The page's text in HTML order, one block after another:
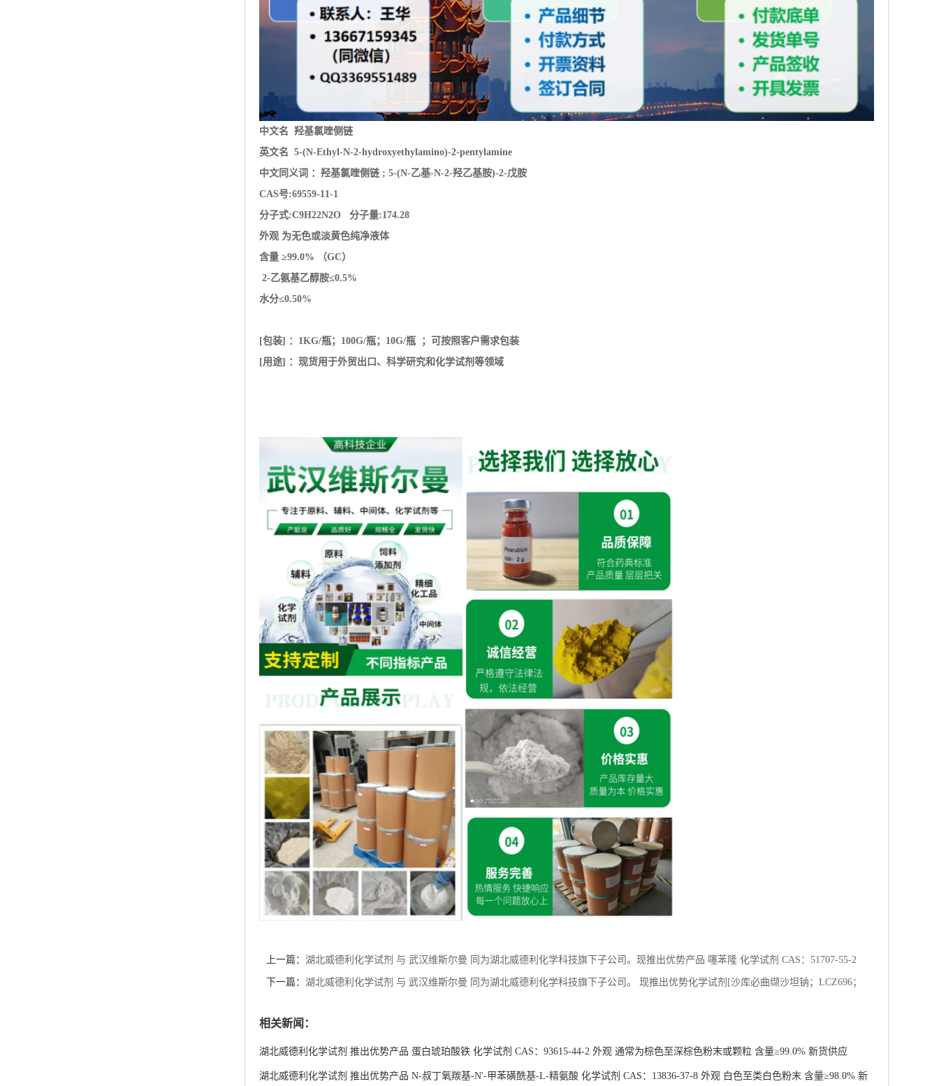
中文名 羟基氯喹侧链
英文名 5-(N-Ethyl-N-2-hydroxyethylamino)-2-pentylamine
中文同义词 ：羟基氯喹侧链 ; 5-(N-乙基-N-2-羟乙基胺)-2-戊胺
分子式:C9H22N2O 分子量:174.28
外观 为无色或淡黄色纯净液体
含量 ≥99.0% （GC）
2-乙氨基乙醇胺≤0.5%
水分≤0.50%
[包装] ：1KG/瓶；100G/瓶；10G/瓶
[用途] ：现货用于外贸出口、科学研究和化学试剂等领域
上一篇：湖北威德利化学试剂 与 武汉维斯尔曼 同为湖北威德利化学科技旗下子公司。现推出优势产品 噻苯隆 化学试剂 CAS：51707-55-2
含 量≥95.0%实测98%+ 外观 淡黄色粉末 新货供应
下一篇：湖北威德利化学试剂 与 武汉维斯尔曼 同为湖北威德利化学科技旗下子公司。 现推出优势化学试剂[沙库必曲缬沙坦钠；LCZ696；
沙库巴曲缬沙坦钠—936623-90-4】 优惠促销 现货供应 价格优惠 质量保障
相关新闻：
货供应
湖北威德利化学试剂 推出优势产品 洛沙坦 化学试剂 CAS：114798-26-4 外观 类白色至淡黄色粉末粉末 含量≥98.0% 新货供应
湖北威德利化学试剂 推出优势产品 推出优势产品 N-叔丁氧羰基-N'-甲苯磺酰基-L-精氨酸化学试剂 CAS：13836-37-8 外观 白色至类白色粉末 纯
度98% 新货供应